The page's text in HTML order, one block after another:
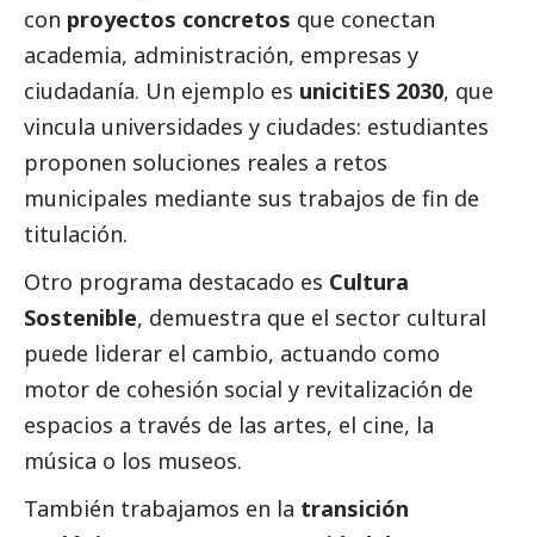
con proyectos concretos que conectan
academia, administración, empresas y
ciudadanía. Un ejemplo es unicitiES 2030, que
vincula universidades y ciudades: estudiantes
proponen soluciones reales a retos
municipales mediante sus trabajos de fin de
titulación.
Otro programa destacado es Cultura
Sostenible, demuestra que el sector cultural
puede liderar el cambio, actuando como
motor de cohesión social y revitalización de
espacios a través de las artes, el cine, la
música o los museos.
También trabajamos en la transición